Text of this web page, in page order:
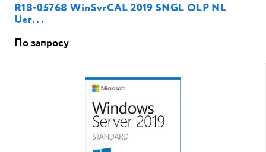
R18-05768 WinSvrCAL 2019 SNGL OLP NL
Usr...
По запросу